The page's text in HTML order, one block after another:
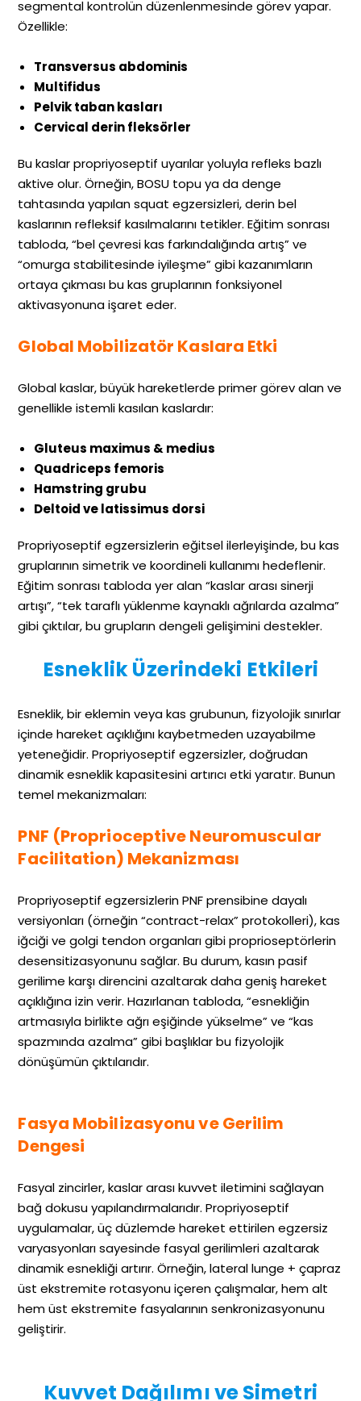
segmental kontrolün düzenlenmesinde görev yapar.
Özellikle:
Transversus abdominis
Multifidus
Pelvik taban kasları
Cervical derin fleksörler
Bu kaslar propriyoseptif uyarılar yoluyla refleks bazlı
aktive olur. Örneğin, BOSU topu ya da denge
tahtasında yapılan squat egzersizleri, derin bel
kaslarının refleksif kasılmalarını tetikler. Eğitim sonrası
tabloda, “bel çevresi kas farkındalığında artış” ve
“omurga stabilitesinde iyileşme” gibi kazanımların
ortaya çıkması bu kas gruplarının fonksiyonel
aktivasyonuna işaret eder.
Global Mobilizatör Kaslara Etki
Global kaslar, büyük hareketlerde primer görev alan ve
genellikle istemli kasılan kaslardır:
Gluteus maximus & medius
Quadriceps femoris
Hamstring grubu
Deltoid ve latissimus dorsi
Propriyoseptif egzersizlerin eğitsel ilerleyişinde, bu kas
gruplarının simetrik ve koordineli kullanımı hedeflenir.
Eğitim sonrası tabloda yer alan “kaslar arası sinerji
artışı”, “tek taraflı yüklenme kaynaklı ağrılarda azalma”
gibi çıktılar, bu grupların dengeli gelişimini destekler.
Esneklik Üzerindeki Etkileri
Esneklik, bir eklemin veya kas grubunun, fizyolojik sınırlar
içinde hareket açıklığını kaybetmeden uzayabilme
yeteneğidir. Propriyoseptif egzersizler, doğrudan
dinamik esneklik kapasitesini artırıcı etki yaratır. Bunun
temel mekanizmaları:
PNF (Proprioceptive Neuromuscular
Facilitation) Mekanizması
Propriyoseptif egzersizlerin PNF prensibine dayalı
versiyonları (örneğin “contract-relax” protokolleri), kas
iğciği ve golgi tendon organları gibi proprioseptörlerin
desensitizasyonunu sağlar. Bu durum, kasın pasif
gerilime karşı direncini azaltarak daha geniş hareket
açıklığına izin verir. Hazırlanan tabloda, “esnekliğin
artmasıyla birlikte ağrı eşiğinde yükselme” ve “kas
spazmında azalma” gibi başlıklar bu fizyolojik
dönüşümün çıktılarıdır.
Fasya Mobilizasyonu ve Gerilim
Dengesi
Fasyal zincirler, kaslar arası kuvvet iletimini sağlayan
bağ dokusu yapılandırmalarıdır. Propriyoseptif
uygulamalar, üç düzlemde hareket ettirilen egzersiz
varyasyonları sayesinde fasyal gerilimleri azaltarak
dinamik esnekliği artırır. Örneğin, lateral lunge + çapraz
üst ekstremite rotasyonu içeren çalışmalar, hem alt
hem üst ekstremite fasyalarının senkronizasyonunu
geliştirir.
Kuvvet Dağılımı ve Simetri